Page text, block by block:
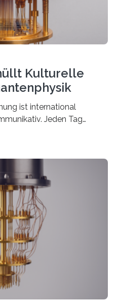
Kulturelle
ist international
Jeden Tag
zusammenarbeiten. Neue
Dies ist der Alltag in
die dieses Jahr 100
die UNESCO 2025 zum
und -
Doch nun hat eine
um den